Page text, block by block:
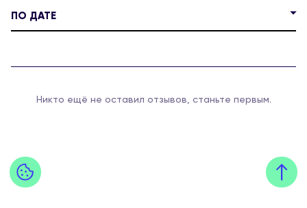
ПО ДАТЕ
Никто ещё не оставил отзывов, станьте первым.